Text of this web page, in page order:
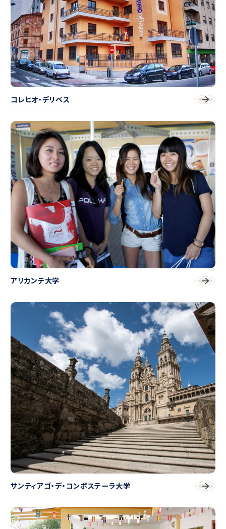
コレヒオ・デリベス
アリカンテ大学
サンティアゴ・デ・コンポステーラ大学